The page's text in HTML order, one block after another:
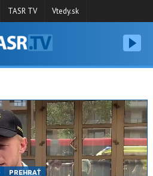
TASR TV Vtedy.sk
PREHRAŤ